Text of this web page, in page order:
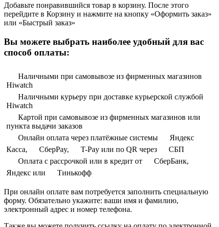
Добавьте понравившийся товар в корзину. После этого
перейдите в Корзину и нажмите на кнопку «Оформить заказ»
или «Быстрый заказ»
Вы можете выбрать наиболее удобный для вас
способ оплаты:
Наличными при самовывозе из фирменных магазинов
Hiwatch
Наличными курьеру при доставке курьерской службой
Hiwatch
Картой при самовывозе из фирменных магазинов или
пункта выдачи заказов
Онлайн оплата через платёжные системы
Яндекс
Касса,
СберPay, T-Pay или по QR через
СБП
Оплата с рассрочкой или в кредит от
СберБанк,
Яндекс или
Тинькофф
При онлайн оплате вам потребуется заполнить специальную
форму. Обязательно укажите: ваши имя и фамилию,
электронный адрес и номер телефона.